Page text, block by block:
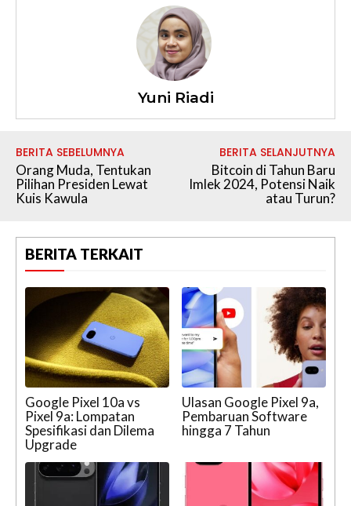
Yuni Riadi
BERITA SEBELUMNYA
Orang Muda, Tentukan
Pilihan Presiden Lewat
Kuis Kawula
BERITA SELANJUTNYA
Bitcoin di Tahun Baru
Imlek 2024, Potensi Naik
atau Turun?
BERITA TERKAIT
Google Pixel 10a vs
Pixel 9a: Lompatan
Spesifikasi dan Dilema
Upgrade
Ulasan Google Pixel 9a,
Pembaruan Software
hingga 7 Tahun